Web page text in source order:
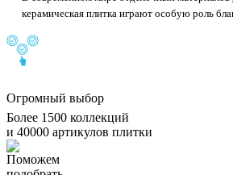
керамическая плитка играют особую роль
Огромный выбор
Более 1500 коллекций
и 40000 артикулов плитки